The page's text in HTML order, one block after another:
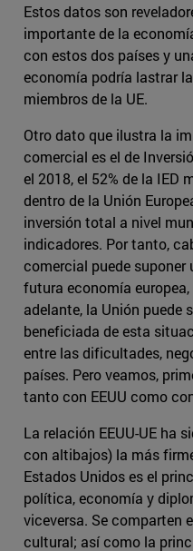
Estos datos son
importante de la
con estos dos países y
economía podría lastrar
miembros de la UE.
Otro dato que ilustra la
comercial es el de
el 2018, el 52% de la IED
dentro de la Unión
inversión total a nivel
indicadores. Por tanto,
comercial puede suponer
futura economía
adelante, la Unión puede
beneficiada de esta
entre las dificultades,
países. Pero veamos,
tanto con EEUU como
La relación EEUU-UE ha
con altibajos) la más
Estados Unidos es el
política, economía y
viceversa. Se comparten
cultural; así como la